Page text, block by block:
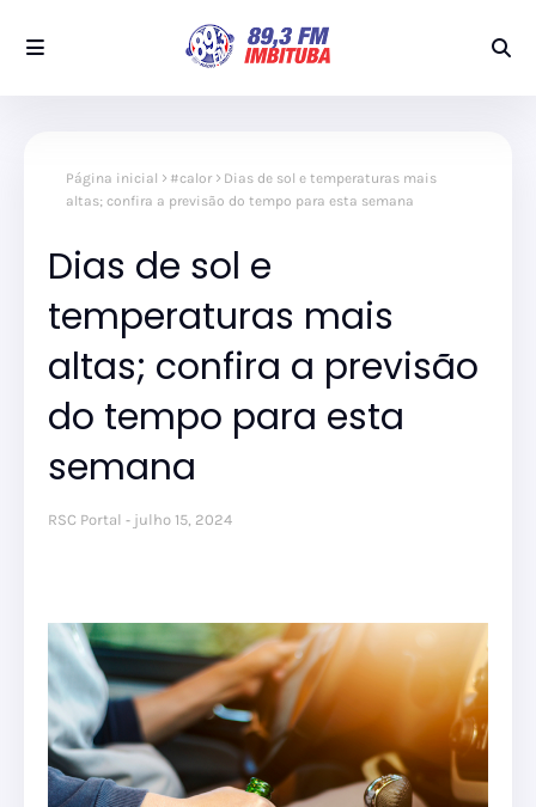
Página inicial #calor
Dias de sol e temperaturas mais
altas; confira a previsão do tempo para esta semana
Dias de sol e
temperaturas mais
altas; confira a previsão
do tempo para esta
semana
RSC Portal julho 15, 2024